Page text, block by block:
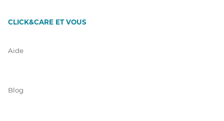
CLICK&CARE ET VOUS
Aide
Blog